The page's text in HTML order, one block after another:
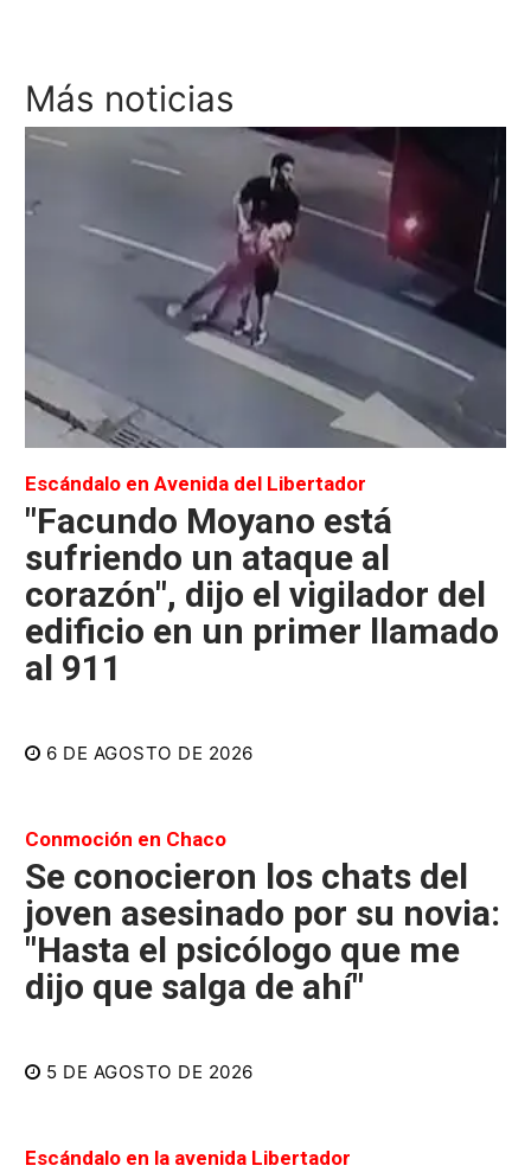
Más noticias
Escándalo en Avenida del Libertador
"Facundo Moyano está
sufriendo un ataque al
corazón", dijo el vigilador del
edificio en un primer llamado
al 911
6 DE AGOSTO DE 2026
Conmoción en Chaco
Se conocieron los chats del
joven asesinado por su novia:
"Hasta el psicólogo que me
dijo que salga de ahí"
5 DE AGOSTO DE 2026
Escándalo en la avenida Libertador